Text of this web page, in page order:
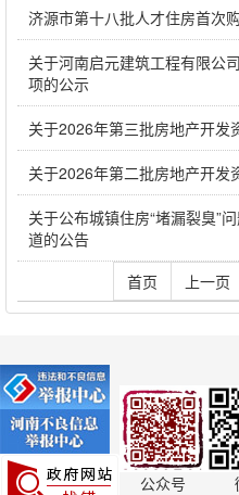
济源市第十八批人才住房首次
关于河南启元建筑工程有限公
项的公示
关于2026年第三批房地产开发
关于2026年第二批房地产开发
关于公布城镇住房“堵漏裂臭”
道的公告
首页
上一页
公众号